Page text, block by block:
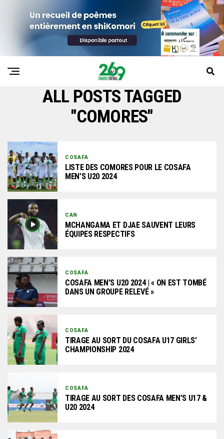
ALL POSTS TAGGED
"COMORES"
COSAFA
LISTE DES COMORES POUR LE COSAFA
MEN’S U20 2024
CAN
MCHANGAMA ET DJAE SAUVENT LEURS
ÉQUIPES RESPECTIFS
COSAFA
COSAFA MEN’S U20 2024 | « ON EST TOMBÉ
DANS UN GROUPE RELEVÉ »
COSAFA
TIRAGE AU SORT DU COSAFA U17 GIRLS’
CHAMPIONSHIP 2024
COSAFA
TIRAGE AU SORT DES COSAFA MEN’S U17 &
U20 2024